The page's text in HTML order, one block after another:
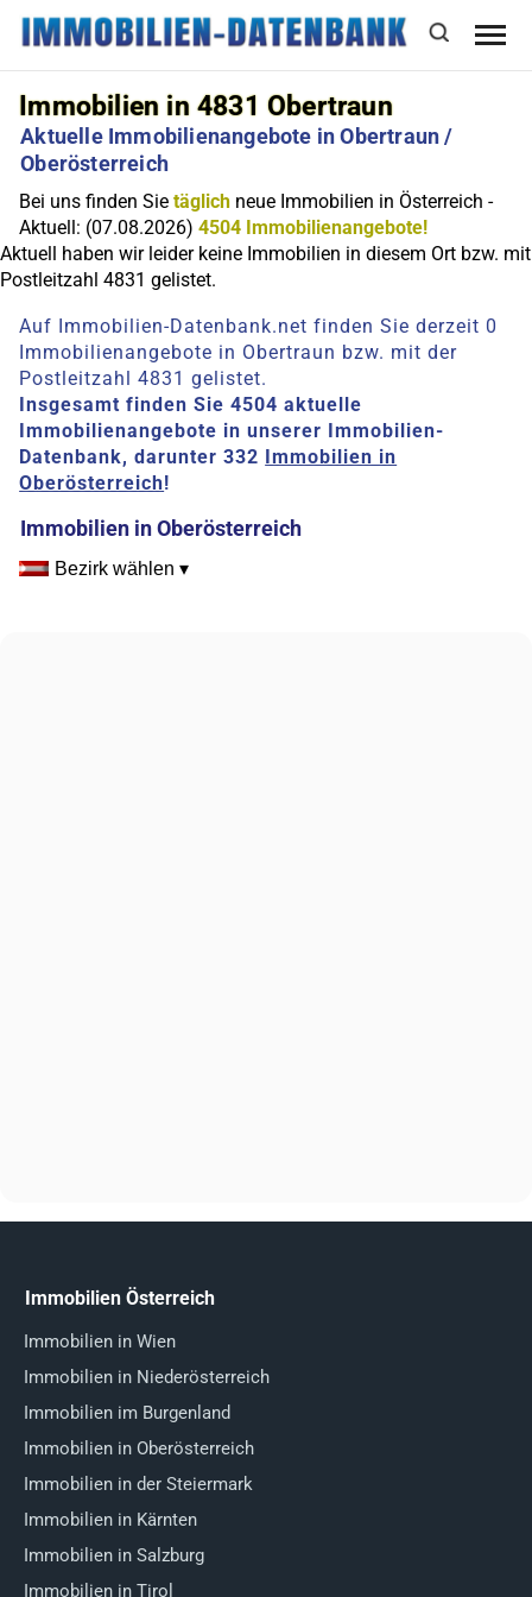
Immobilien in 4831 Obertraun
Aktuelle Immobilienangebote in Obertraun /
Oberösterreich
Bei uns finden Sietäglich neue Immobilien in Österreich -
Aktuell: (07.08.2026)4504 Immobilienangebote!
Aktuell haben wir leider keine Immobilien in diesem Ort bzw. mit
Postleitzahl 4831 gelistet.
Auf Immobilien-Datenbank.net finden Sie derzeit 0
Immobilienangebote in Obertraun bzw. mit der
Postleitzahl 4831 gelistet.
Insgesamt finden Sie 4504 aktuelle
Immobilienangebote in unserer Immobilien-
Datenbank, darunter 332 Immobilien in
Oberösterreich!
Immobilien in Oberösterreich
Bezirk wählen ▾
Immobilien Österreich
Immobilien in Wien
Immobilien in Niederösterreich
Immobilien im Burgenland
Immobilien in Oberösterreich
Immobilien in der Steiermark
Immobilien in Kärnten
Immobilien in Salzburg
Immobilien in Tirol